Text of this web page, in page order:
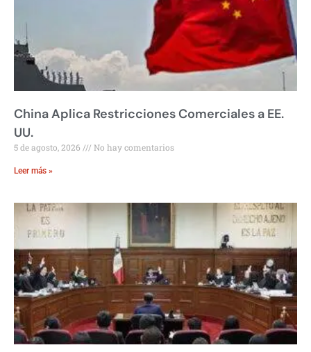
China Aplica Restricciones Comerciales a EE.
UU.
5 de agosto, 2026 No hay comentarios
Leer más »